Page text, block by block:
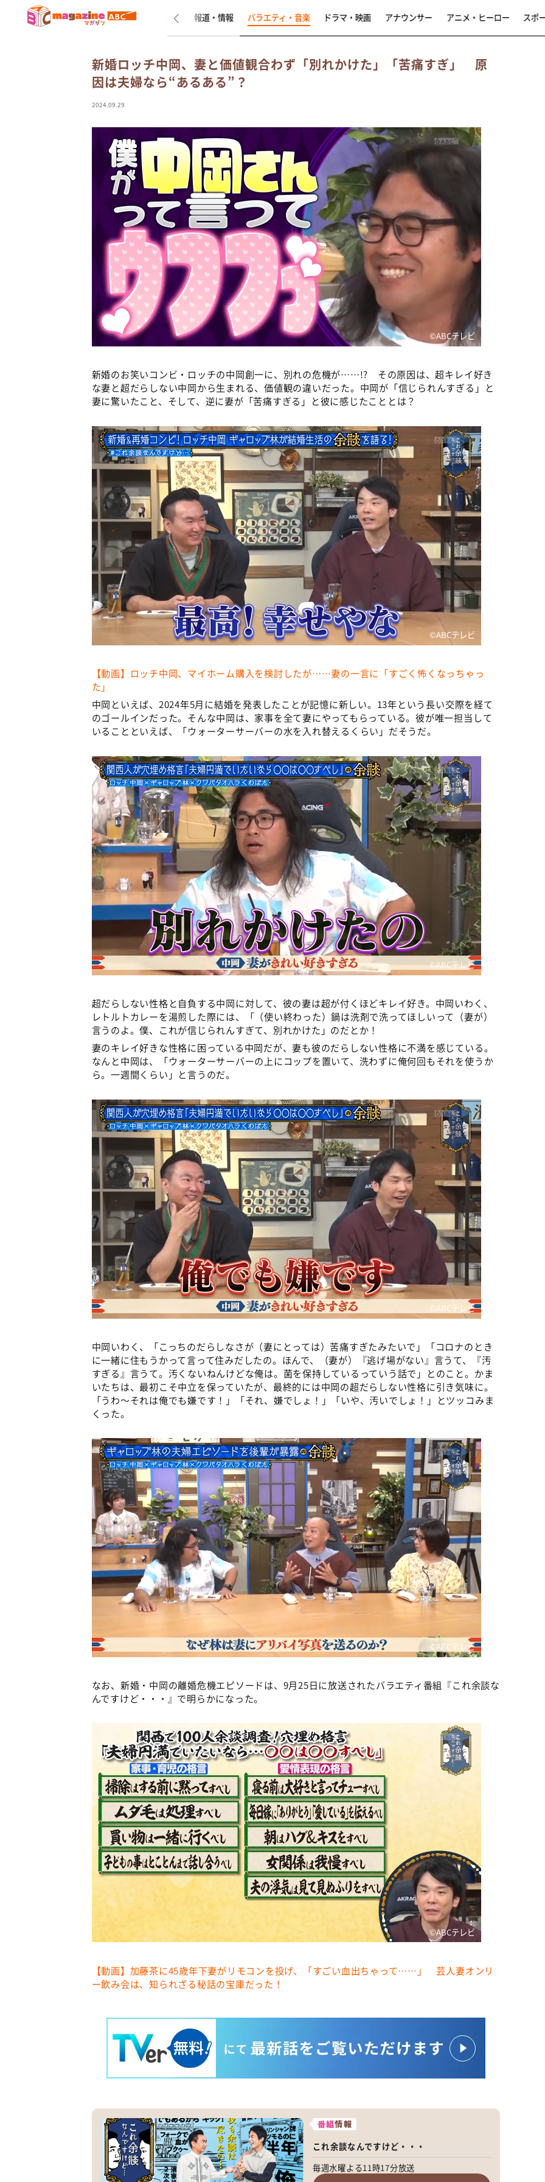
新着 インタビュー 報道・情報 バラエティ・音楽 ドラマ・映画 アナウンサー アニメ・ヒーロー スポ
新婚ロッチ中岡、妻と価値観合わず「別れかけた」「苦痛すぎ」 原
因は夫婦なら“あるある”？
2024.09.29
©️ABCテレビ
新婚のお笑いコンビ・ロッチの中岡創一に、別れの危機が……!? その原因は、超キレイ好き
な妻と超だらしない中岡から生まれる、価値観の違いだった。中岡が「信じられんすぎる」と
妻に驚いたこと、そして、逆に妻が「苦痛すぎる」と彼に感じたこととは？
©️ABCテレビ
【動画】ロッチ中岡、マイホーム購入を検討したが……妻の一言に「すごく怖くなっちゃっ
た」
中岡といえば、2024年5月に結婚を発表したことが記憶に新しい。13年という長い交際を経て
のゴールインだった。そんな中岡は、家事を全て妻にやってもらっている。彼が唯一担当して
いることといえば、「ウォーターサーバーの水を入れ替えるくらい」だそうだ。
©️ABCテレビ
超だらしない性格と自負する中岡に対して、彼の妻は超が付くほどキレイ好き。中岡いわく、
レトルトカレーを湯煎した際には、「（使い終わった）鍋は洗剤で洗ってほしいって（妻が）
言うのよ。僕、これが信じられんすぎて、別れかけた」のだとか！
妻のキレイ好きな性格に困っている中岡だが、妻も彼のだらしない性格に不満を感じている。
なんと中岡は、「ウォーターサーバーの上にコップを置いて、洗わずに俺何回もそれを使うか
ら。一週間くらい」と言うのだ。
©️ABCテレビ
中岡いわく、「こっちのだらしなさが（妻にとっては）苦痛すぎたみたいで」「コロナのとき
に一緒に住もうかって言って住みだしたの。ほんで、（妻が）『逃げ場がない』言うて、『汚
すぎる』言うて。汚くないねんけどな俺は。菌を保持しているっていう話で」とのこと。かま
いたちは、最初こそ中立を保っていたが、最終的には中岡の超だらしない性格に引き気味に。
「うわ～それは俺でも嫌です！」「それ、嫌でしょ！」「いや、汚いでしょ！」とツッコみま
くった。
©️ABCテレビ
なお、新婚・中岡の離婚危機エピソードは、9月25日に放送されたバラエティ番組『これ余談な
んですけど・・・』で明らかになった。
©️ABCテレビ
【動画】加藤茶に45歳年下妻がリモコンを投げ、「すごい血出ちゃって……」 芸人妻オンリ
ー飲み会は、知られざる秘話の宝庫だった！
番組情報
これ余談なんですけど・・・
毎週水曜よる11時17分放送